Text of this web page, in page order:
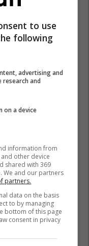
to use
following
advertising and
research and
on a device
information from
other device
shared with 369
We and our partners
partners.
data on the basis
to by managing
bottom of this page
consent in privacy